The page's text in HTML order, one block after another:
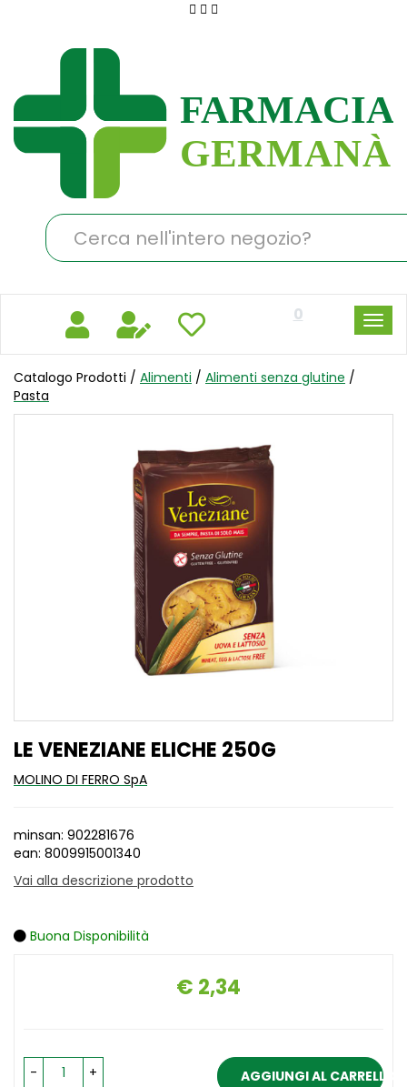
principale
Germanà
Cerca
Prodotto
0
Catalogo Prodotti / Alimenti / Alimenti senza glutine /
Pasta
LE VENEZIANE ELICHE 250G
MOLINO DI FERRO SpA
minsan: 902281676
ean: 8009915001340
Vai alla descrizione prodotto
Buona Disponibilità
Prezzo
€ 2,34
- + AGGIUNGI AL CARRELLO